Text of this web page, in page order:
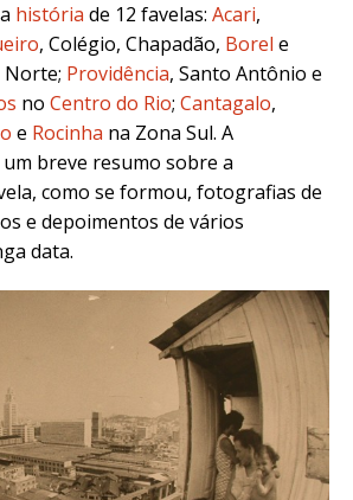
história de 12 favelas: Acari,
, Colégio, Chapadão, Borel e
Norte; Providência, Santo Antônio e
no Centro do Rio; Cantagalo,
e Rocinha na Zona Sul. A
breve resumo sobre a
como se formou, fotografias de
e depoimentos de vários
data.